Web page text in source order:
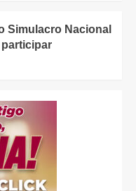
Simulacro Nacional
participar